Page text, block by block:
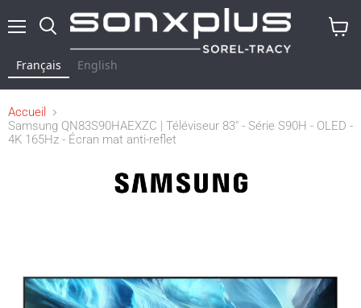
Français English
Accueil
Samsung QN83S90HAEXZC | Téléviseur 83" - Série S90H - OLED -
4K 165Hz - Écran mat anti-reflet